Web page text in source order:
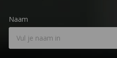
Naam